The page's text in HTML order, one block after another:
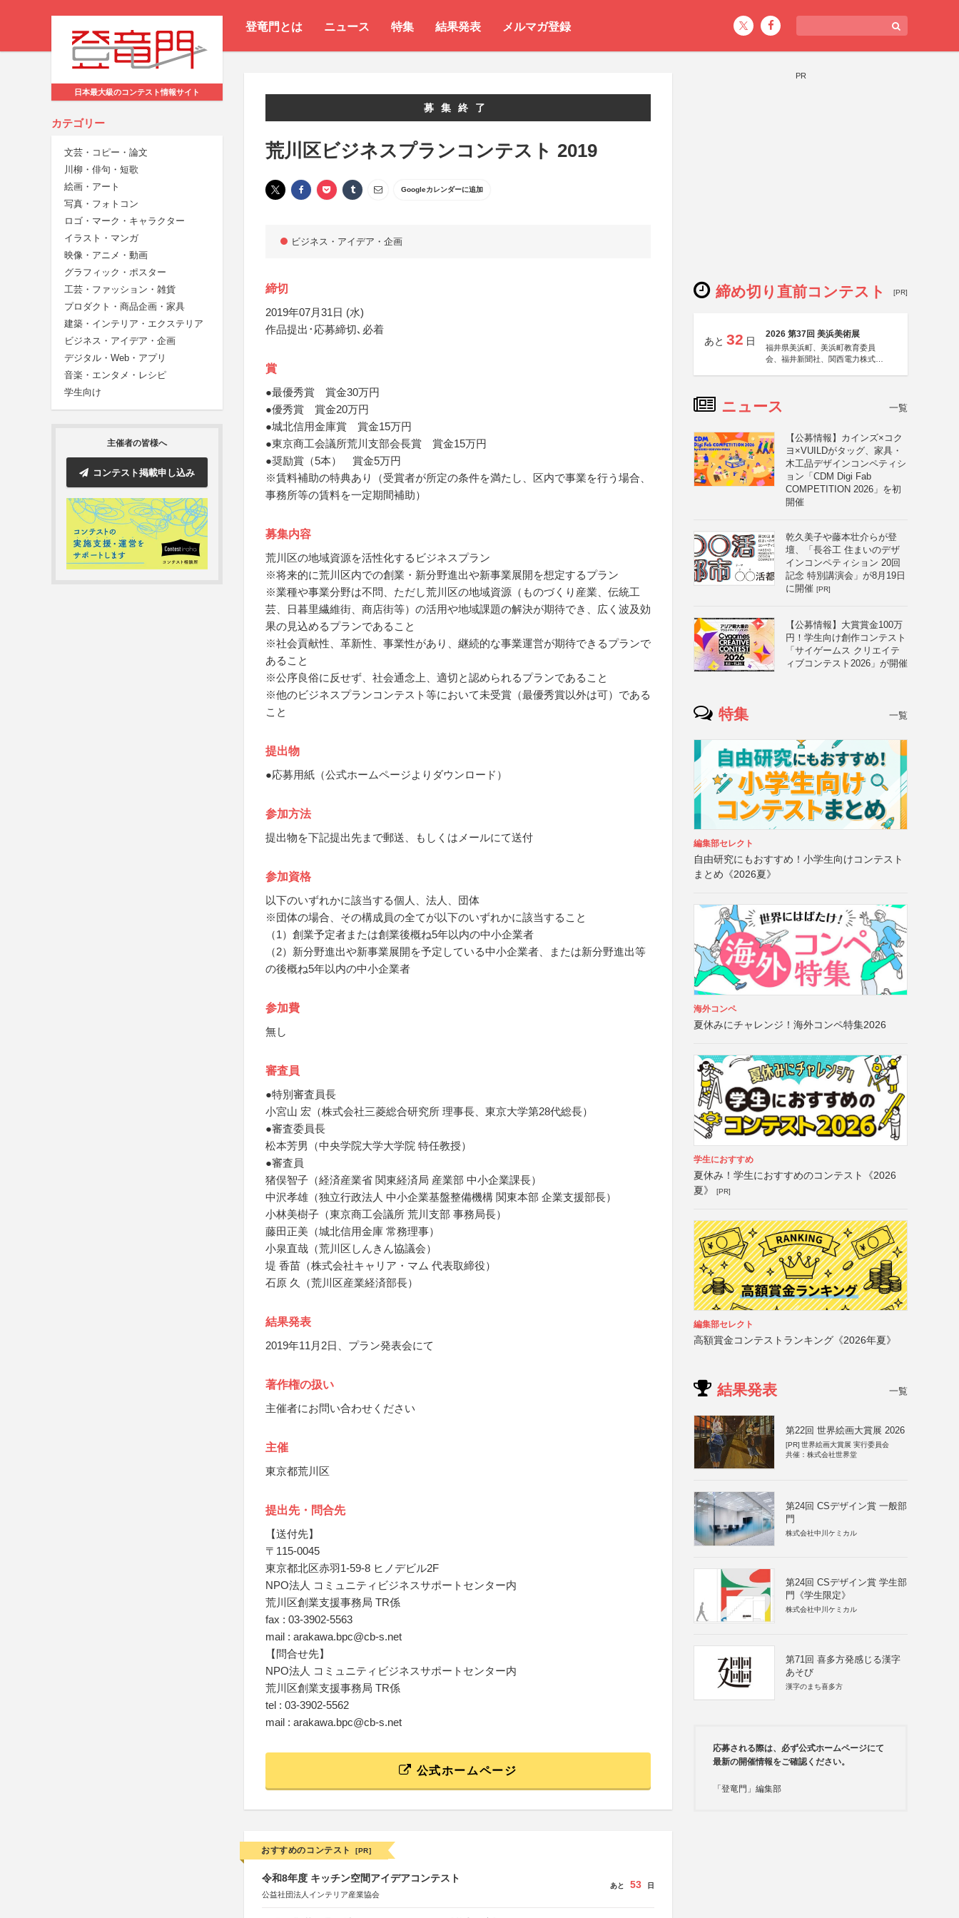
登竜門とは ニュース 特集 結果発表 メルマガ登録
日本最大級のコンテスト情報サイト
カテゴリー
文芸・コピー・論文
川柳・俳句・短歌
絵画・アート
写真・フォトコン
ロゴ・マーク・キャラクター
イラスト・マンガ
映像・アニメ・動画
グラフィック・ポスター
工芸・ファッション・雑貨
プロダクト・商品企画・家具
建築・インテリア・エクステリア
ビジネス・アイデア・企画
デジタル・Web・アプリ
音楽・エンタメ・レシピ
学生向け
主催者の皆様へ
コンテスト掲載申し込み
募集終了
荒川区ビジネスプランコンテスト 2019
Googleカレンダーに追加
ビジネス・アイデア・企画
締切
2019年07月31日 (水)
作品提出･応募締切､必着
賞
●最優秀賞 賞金30万円
●優秀賞 賞金20万円
●城北信用金庫賞 賞金15万円
●東京商工会議所荒川支部会長賞 賞金15万円
●奨励賞（5本） 賞金5万円
※賃料補助の特典あり（受賞者が所定の条件を満たし、区内で事業を行う場合、
事務所等の賃料を一定期間補助）
募集内容
荒川区の地域資源を活性化するビジネスプラン
※将来的に荒川区内での創業・新分野進出や新事業展開を想定するプラン
※業種や事業分野は不問、ただし荒川区の地域資源（ものづくり産業、伝統工
芸、日暮里繊維街、商店街等）の活用や地域課題の解決が期待でき、広く波及効
果の見込めるプランであること
※社会貢献性、革新性、事業性があり、継続的な事業運営が期待できるプランで
あること
※公序良俗に反せず、社会通念上、適切と認められるプランであること
※他のビジネスプランコンテスト等において未受賞（最優秀賞以外は可）である
こと
提出物
●応募用紙（公式ホームページよりダウンロード）
参加方法
提出物を下記提出先まで郵送、もしくはメールにて送付
参加資格
以下のいずれかに該当する個人、法人、団体
※団体の場合、その構成員の全てが以下のいずれかに該当すること
（1）創業予定者または創業後概ね5年以内の中小企業者
（2）新分野進出や新事業展開を予定している中小企業者、または新分野進出等
の後概ね5年以内の中小企業者
参加費
無し
審査員
●特別審査員長
小宮山 宏（株式会社三菱総合研究所 理事長、東京大学第28代総長）
●審査委員長
松本芳男（中央学院大学大学院 特任教授）
●審査員
猪俣智子（経済産業省 関東経済局 産業部 中小企業課長）
中沢孝雄（独立行政法人 中小企業基盤整備機構 関東本部 企業支援部長）
小林美樹子（東京商工会議所 荒川支部 事務局長）
藤田正美（城北信用金庫 常務理事）
小泉直哉（荒川区しんきん協議会）
堤 香苗（株式会社キャリア・マム 代表取締役）
石原 久（荒川区産業経済部長）
結果発表
2019年11月2日、プラン発表会にて
著作権の扱い
主催者にお問い合わせください
主催
東京都荒川区
提出先・問合先
【送付先】
〒115-0045
東京都北区赤羽1-59-8 ヒノデビル2F
NPO法人 コミュニティビジネスサポートセンター内
荒川区創業支援事務局 TR係
fax : 03-3902-5563
mail : arakawa.bpc@cb-s.net
【問合せ先】
NPO法人 コミュニティビジネスサポートセンター内
荒川区創業支援事務局 TR係
tel : 03-3902-5562
mail : arakawa.bpc@cb-s.net
公式ホームページ
おすすめのコンテスト [PR]
令和8年度 キッチン空間アイデアコンテスト
公益社団法人インテリア産業協会
あと 53 日
PR
締め切り直前コンテスト [PR]
あと 32 日
2026 第37回 美浜美術展
福井県美浜町、美浜町教育委員
会、福井新聞社、関西電力株式会
ニュース 一覧
【公募情報】カインズ×コク
ヨ×VUILDがタッグ、家具・
木工品デザインコンペティシ
ョン「CDM Digi Fab
COMPETITION 2026」を初
開催
乾久美子や藤本壮介らが登
壇、「長谷工 住まいのデザ
インコンペティション 20回
記念 特別講演会」が8月19日
に開催 [PR]
【公募情報】大賞賞金100万
円！学生向け創作コンテスト
「サイゲームス クリエイテ
ィブコンテスト2026」が開催
特集 一覧
編集部セレクト
自由研究にもおすすめ！小学生向けコンテスト
まとめ《2026夏》
海外コンペ
夏休みにチャレンジ！海外コンペ特集2026
学生におすすめ
夏休み！学生におすすめのコンテスト《2026
夏》
[PR]
編集部セレクト
高額賞金コンテストランキング《2026年夏》
結果発表 一覧
第22回 世界絵画大賞展 2026
[PR] 世界絵画大賞展 実行委員会
共催：株式会社世界堂
第24回 CSデザイン賞 一般部
門
株式会社中川ケミカル
第24回 CSデザイン賞 学生部
門《学生限定》
株式会社中川ケミカル
第71回 喜多方発感じる漢字
あそび
漢字のまち喜多方
応募される際は、必ず公式ホームページにて
最新の開催情報をご確認ください。
「登竜門」編集部